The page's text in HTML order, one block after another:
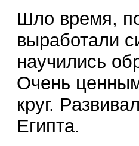
Шло время,
выработали
научились
Очень
круг.
Египта.